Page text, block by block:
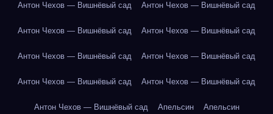
Антон Чехов — Вишнёвый сад Антон Чехов — Вишнёвый сад
Антон Чехов — Вишнёвый сад Антон Чехов — Вишнёвый сад
Антон Чехов — Вишнёвый сад Антон Чехов — Вишнёвый сад
Антон Чехов — Вишнёвый сад Антон Чехов — Вишнёвый сад
Антон Чехов — Вишнёвый сад Апельсин Апельсин